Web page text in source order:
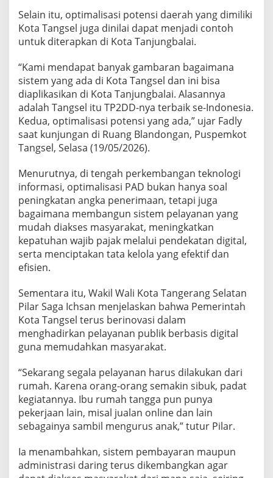
Selain itu, optimalisasi potensi daerah yang dimiliki
Kota Tangsel juga dinilai dapat menjadi contoh
untuk diterapkan di Kota Tanjungbalai.
“Kami mendapat banyak gambaran bagaimana
sistem yang ada di Kota Tangsel dan ini bisa
diaplikasikan di Kota Tanjungbalai. Alasannya
adalah Tangsel itu TP2DD-nya terbaik se-Indonesia.
Kedua, optimalisasi potensi yang ada,” ujar Fadly
saat kunjungan di Ruang Blandongan, Puspemkot
Tangsel, Selasa (19/05/2026).
Menurutnya, di tengah perkembangan teknologi
informasi, optimalisasi PAD bukan hanya soal
peningkatan angka penerimaan, tetapi juga
bagaimana membangun sistem pelayanan yang
mudah diakses masyarakat, meningkatkan
kepatuhan wajib pajak melalui pendekatan digital,
serta menciptakan tata kelola yang efektif dan
efisien.
Sementara itu, Wakil Wali Kota Tangerang Selatan
Pilar Saga Ichsan menjelaskan bahwa Pemerintah
Kota Tangsel terus berinovasi dalam
menghadirkan pelayanan publik berbasis digital
guna memudahkan masyarakat.
“Sekarang segala pelayanan harus dilakukan dari
rumah. Karena orang-orang semakin sibuk, padat
kegiatannya. Ibu rumah tangga pun punya
pekerjaan lain, misal jualan online dan lain
sebagainya sambil mengurus anak,” tutur Pilar.
Ia menambahkan, sistem pembayaran maupun
administrasi daring terus dikembangkan agar